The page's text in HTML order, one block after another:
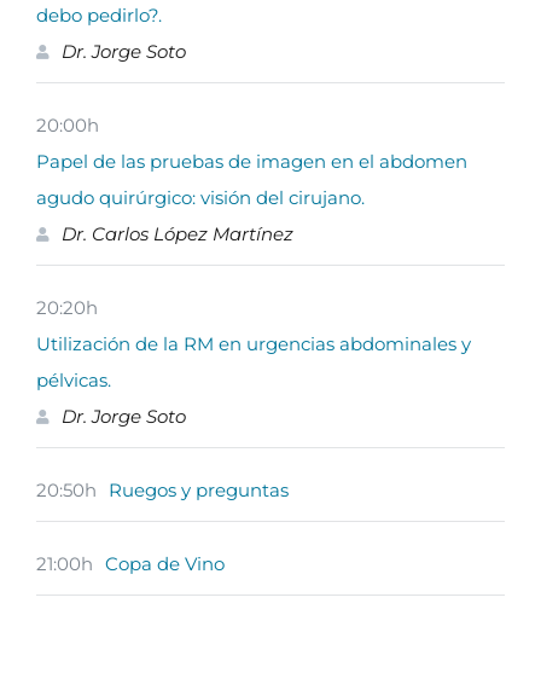
debo pedirlo?.
Dr. Jorge Soto
20:00h
Papel de las pruebas de imagen en el abdomen
agudo quirúrgico: visión del cirujano.
Dr. Carlos López Martínez
20:20h
Utilización de la RM en urgencias abdominales y
pélvicas.
Dr. Jorge Soto
20:50h Ruegos y preguntas
21:00h Copa de Vino